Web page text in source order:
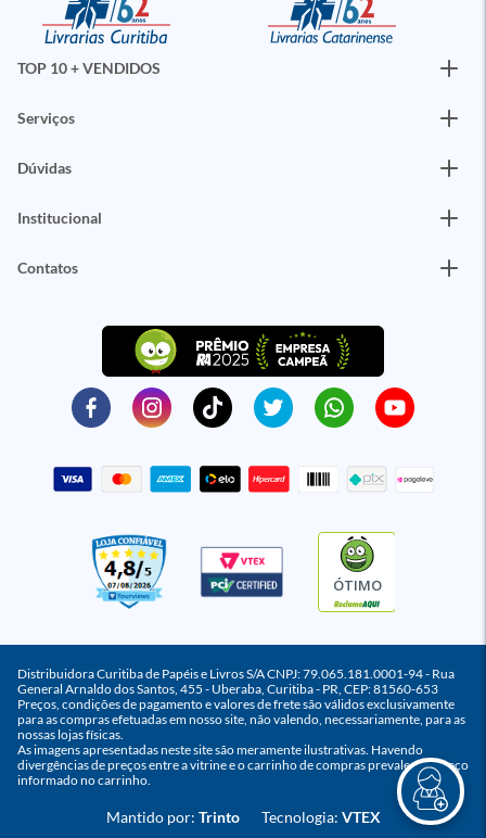
TOP 10 + VENDIDOS
Serviços
Dúvidas
Institucional
Contatos
ÓTIMO
Distribuidora Curitiba de Papéis e Livros S/A CNPJ: 79.065.181.0001-94 - Rua
General Arnaldo dos Santos, 455 - Uberaba, Curitiba - PR, CEP: 81560-653
Preços, condições de pagamento e valores de frete são válidos exclusivamente
para as compras efetuadas em nosso site, não valendo, necessariamente, para as
nossas lojas físicas.
As imagens apresentadas neste site são meramente ilustrativas. Havendo
divergências de preços entre a vitrine e o carrinho de compras prevalece o preço
informado no carrinho.
Mantido por: Trinto Tecnologia: VTEX